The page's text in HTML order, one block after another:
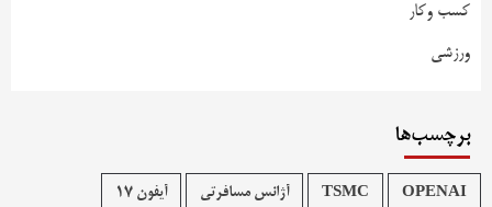
کسب وکار
ورزشی
برچسب‌ها
OPENAI
TSMC آژانس مسافرتی آیفون 17